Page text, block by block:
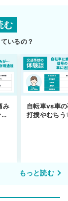
む
いるの？
み
自転車vs車
打撲やむちう
もっと読む